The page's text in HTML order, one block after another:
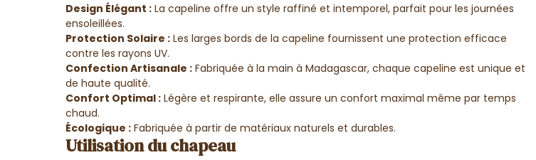
Design Élégant : La capeline offre un style raffiné et intemporel, parfait pour les journées
ensoleillées.
Protection Solaire : Les larges bords de la capeline fournissent une protection efficace
contre les rayons UV.
Confection Artisanale : Fabriquée à la main à Madagascar, chaque capeline est unique et
de haute qualité.
Confort Optimal : Légère et respirante, elle assure un confort maximal même par temps
chaud.
Écologique : Fabriquée à partir de matériaux naturels et durables.
Utilisation du chapeau